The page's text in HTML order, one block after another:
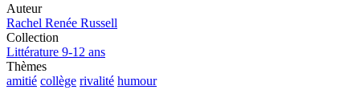
Auteur
Rachel Renée Russell
Collection
Littérature 9-12 ans
Thèmes
amitié collège rivalité humour